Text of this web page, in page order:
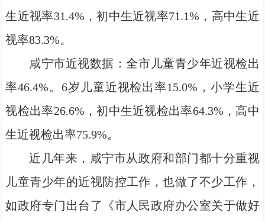
生近视率31.4%，初中生近视率71.1%，高中生近
视率83.3%。
咸宁市近视数据：全市儿童青少年近视检出
率46.4%。6岁儿童近视检出率15.0%，小学生近
视检出率26.6%，初中生近视检出率64.3%，高中
生近视检出率75.9%。
近几年来，咸宁市从政府和部门都十分重视
儿童青少年的近视防控工作，也做了不少工作，
如政府专门出台了《市人民政府办公室关于做好